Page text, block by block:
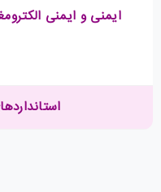
ایمنی و ایمنی